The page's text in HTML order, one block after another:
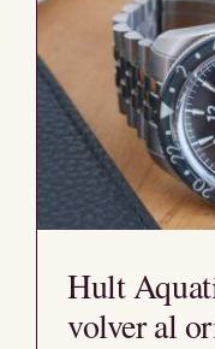
Hult
volver al